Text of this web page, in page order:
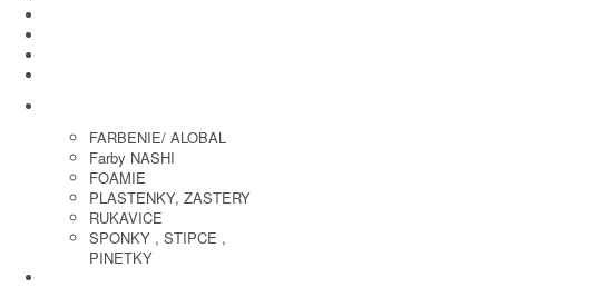
FARBENIE/ ALOBAL
Farby NASHI
FOAMIE
PLASTENKY, ZASTERY
RUKAVICE
SPONKY , STIPCE ,
PINETKY